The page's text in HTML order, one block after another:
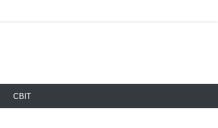
СВІТ